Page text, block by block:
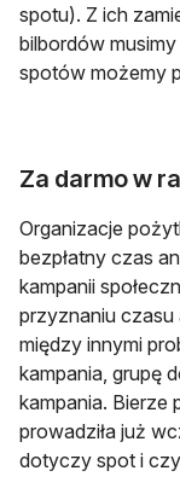
spotu). Z ich
bilbordów
spotów możemy
Za darmo w
Organizacje
bezpłatny czas
kampanii
przyznaniu
między innymi
kampania, grupę
kampania. Bierze
prowadziła już
dotyczy spot i